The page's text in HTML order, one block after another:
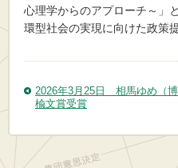
心理学からのアプローチ～」
環型社会の実現に向けた政策
2026年3月25日 相馬ゆめ（
楡文賞受賞